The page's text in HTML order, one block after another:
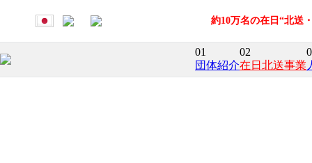
約10万名の在日“北送
01
団体紹介
02
在日北送事業